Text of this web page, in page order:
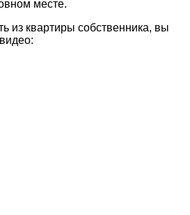
месте.
из квартиры собственника, вы